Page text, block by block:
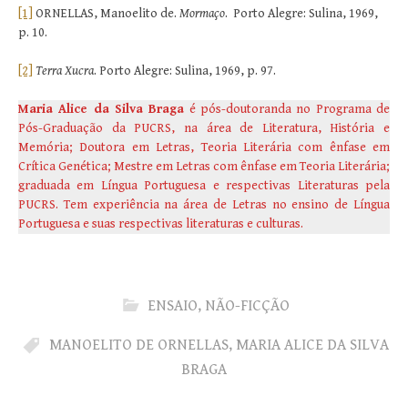
[1] ORNELLAS, Manoelito de. Mormaço. Porto Alegre: Sulina, 1969,
p. 10.
[2] Terra Xucra. Porto Alegre: Sulina, 1969, p. 97.
Maria Alice da Silva Braga é pós-doutoranda no Programa de
Pós-Graduação da PUCRS, na área de Literatura, História e
Memória; Doutora em Letras, Teoria Literária com ênfase em
Crítica Genética; Mestre em Letras com ênfase em Teoria Literária;
graduada em Língua Portuguesa e respectivas Literaturas pela
PUCRS. Tem experiência na área de Letras no ensino de Língua
Portuguesa e suas respectivas literaturas e culturas.
ENSAIO, NÃO-FICÇÃO
MANOELITO DE ORNELLAS, MARIA ALICE DA SILVA
BRAGA